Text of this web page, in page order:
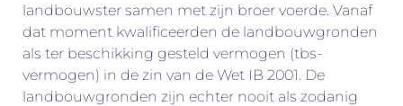
landbouwster samen met zijn broer voerde. Vanaf
dat moment kwalificeerden de landbouwgronden
als ter beschikking gesteld vermogen (tbs-
vermogen) in de zin van de Wet IB 2001. De
landbouwgronden zijn echter nooit als zodanig